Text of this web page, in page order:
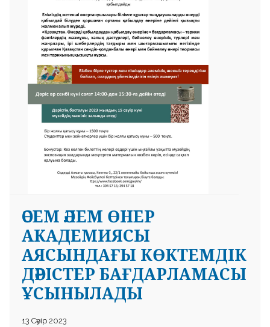
ӘСЕМ ӘЛЕМ ӨНЕР
АКАДЕМИЯСЫ
АЯСЫНДАҒЫ КӨКТЕМДІК
ДӘРІСТЕР БАҒДАРЛАМАСЫ
ҰСЫНЫЛАДЫ
13 Сәуір 2023